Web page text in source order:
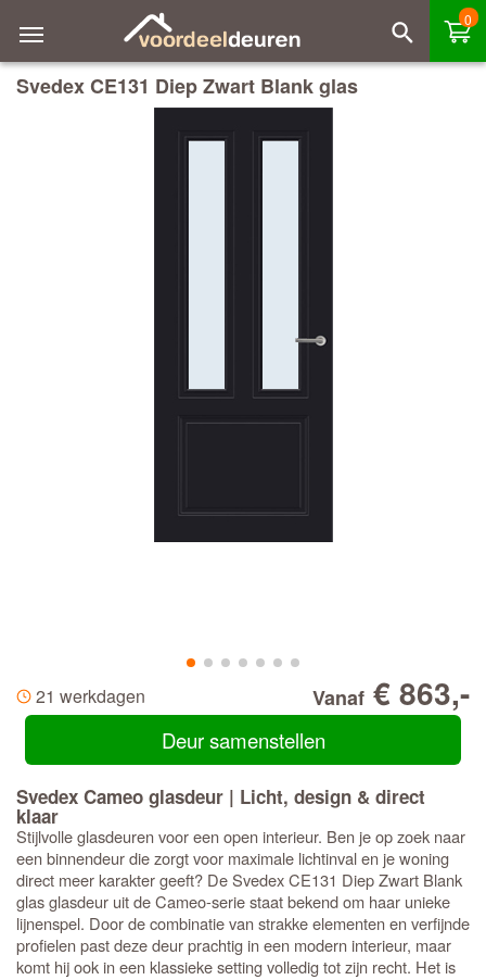
0
Svedex CE131 Diep Zwart Blank glas
21 werkdagen Vanaf € 863,-
Deur samenstellen
Svedex Cameo glasdeur | Licht, design & direct
klaar
Stijlvolle glasdeuren voor een open interieur. Ben je op zoek naar
een binnendeur die zorgt voor maximale lichtinval en je woning
direct meer karakter geeft? De Svedex CE131 Diep Zwart Blank
glas glasdeur uit de Cameo-serie staat bekend om haar unieke
lijnenspel. Door de combinatie van strakke elementen en verfijnde
profielen past deze deur prachtig in een modern interieur, maar
komt hij ook in een klassieke setting volledig tot zijn recht. Het is